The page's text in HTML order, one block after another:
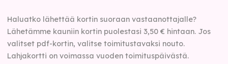
Haluatko lähettää kortin suoraan vastaanottajalle?
Lähetämme kauniin kortin puolestasi 3,50 € hintaan. Jos
valitset pdf-kortin, valitse toimitustavaksi nouto.
Lahjakortti on voimassa vuoden toimituspäivästä.